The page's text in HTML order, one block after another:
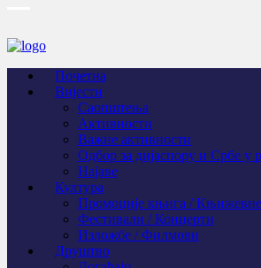
Почетна
Вијести
Саопштења
Активности
Важне активности
Одбор за дијаспору и Србе у
Најаве
Култура
Промоције књига / Књижевне
Фестивали / Концерти
Изложбе / Филмови
Друштво